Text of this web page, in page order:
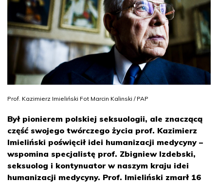
Prof. Kazimierz Imieliński Fot Marcin Kalinski / PAP
Był pionierem polskiej seksuologii, ale znaczącą
część swojego twórczego życia prof. Kazimierz
Imieliński poświęcił idei humanizacji medycyny –
wspomina specjalistę prof. Zbigniew Izdebski,
seksuolog i kontynuator w naszym kraju idei
humanizacji medycyny. Prof. Imieliński zmarł 16